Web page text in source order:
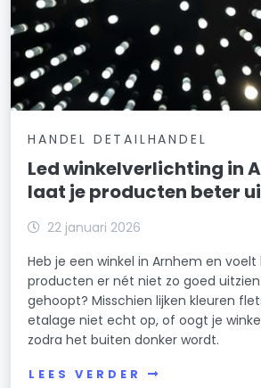
HANDEL DETAILHANDEL
Led winkelverlichting in
laat je producten beter
22 januari 2026
Heb je een winkel in Arnhem en
producten er nét niet zo goed
gehoopt? Misschien lijken kleuren
etalage niet echt op, of oogt je
zodra het buiten donker wordt.
LEES VERDER